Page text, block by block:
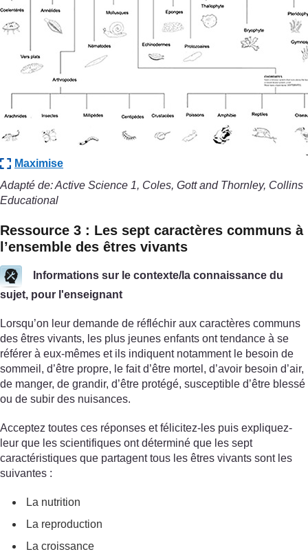
Maximise
Adapté de: Active Science 1, Coles, Gott and Thornley, Collins
Educational
Ressource 3 : Les sept caractères communs à
l’ensemble des êtres vivants
Informations sur le contexte/la connaissance du
sujet, pour l'enseignant
Lorsqu’on leur demande de réfléchir aux caractères communs
des êtres vivants, les plus jeunes enfants ont tendance à se
référer à eux-mêmes et ils indiquent notamment le besoin de
sommeil, d’être propre, le fait d’être mortel, d’avoir besoin d’air,
de manger, de grandir, d’être protégé, susceptible d’être blessé
ou de subir des nuisances.
Acceptez toutes ces réponses et félicitez-les puis expliquez-
leur que les scientifiques ont déterminé que les sept
caractéristiques que partagent tous les êtres vivants sont les
suivantes :
La nutrition
La reproduction
La croissance